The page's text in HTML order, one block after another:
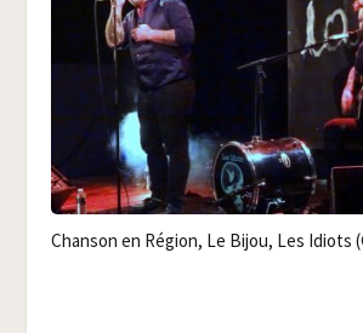
Chan­son en Région, Le Bijou, Les Idiots